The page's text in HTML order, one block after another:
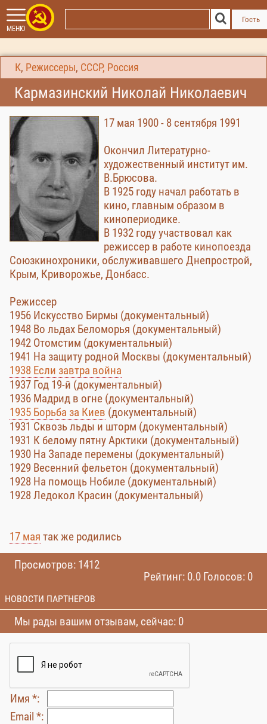
МЕНЮ
Гость
К, Режиссеры, СССР, Россия
Кармазинский Николай Николаевич
17 мая 1900 - 8 сентября 1991
Окончил Литературно-
художественный институт им.
В.Брюсова.
В 1925 году начал работать в
кино, главным образом в
кинопериодике.
В 1932 году участвовал как
режиссер в работе кинопоезда
Союзкинохроники, обслуживавшего Днепрострой,
Крым, Криворожье, Донбасс.
Режиссер
1956 Искусство Бирмы (документальный)
1948 Во льдах Беломорья (документальный)
1942 Отомстим (документальный)
1941 На защиту родной Москвы (документальный)
1938 Если завтра война
1937 Год 19-й (документальный)
1936 Мадрид в огне (документальный)
1935 Борьба за Киев (документальный)
1931 Сквозь льды и шторм (документальный)
1931 К белому пятну Арктики (документальный)
1930 На Западе перемены (документальный)
1929 Весенний фельетон (документальный)
1928 На помощь Нобиле (документальный)
1928 Ледокол Красин (документальный)
17 мая так же родились
Просмотров: 1412
Рейтинг: 0.0 Голосов: 0
НОВОСТИ ПАРТНЕРОВ
Мы рады вашим отзывам, сейчас: 0
Имя *:
Email *: